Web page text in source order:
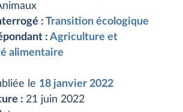
: Transition écologique
: Agriculture et
alimentaire
le 18 janvier 2022
: 21 juin 2022